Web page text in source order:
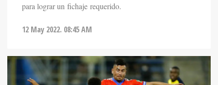
para lograr un fichaje requerido.
12 May 2022. 08:45 AM